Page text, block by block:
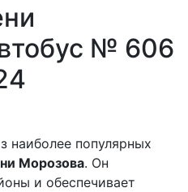
№ 606
наиболее популярных
Морозова. Он
и обеспечивает